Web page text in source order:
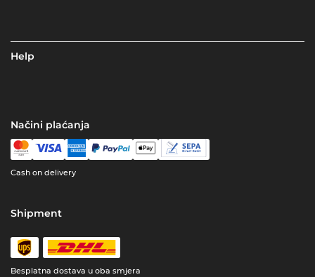
Help
Načini plaćanja
Cash on delivery
Shipment
Besplatna dostava u oba smjera